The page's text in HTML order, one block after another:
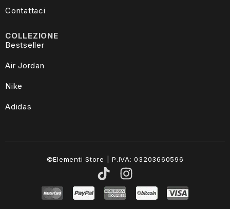
COLLEZIONE
Bestseller
Air Jordan
Nike
Adidas
Contattaci
©Elementi Store | P.IVA: 03203660596